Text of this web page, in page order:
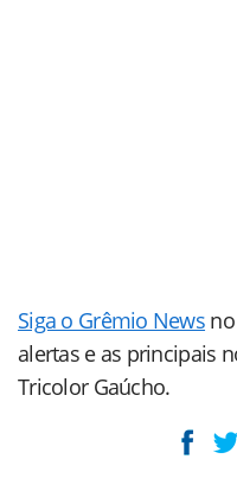
Siga o Grêmio News no
alertas e as principais
Tricolor Gaúcho.